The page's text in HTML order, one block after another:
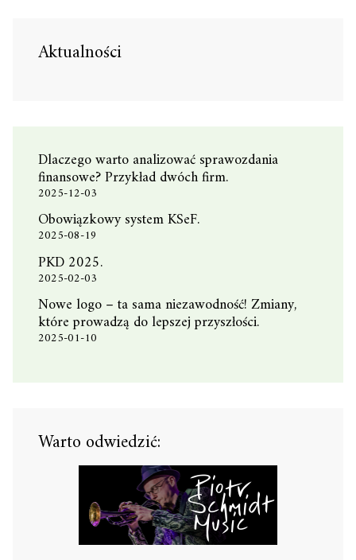
Aktualności
Dlaczego warto analizować sprawozdania
finansowe? Przykład dwóch firm.
2025-12-03
Obowiązkowy system KSeF.
2025-08-19
PKD 2025.
2025-02-03
Nowe logo – ta sama niezawodność! Zmiany,
które prowadzą do lepszej przyszłości.
2025-01-10
Warto odwiedzić: